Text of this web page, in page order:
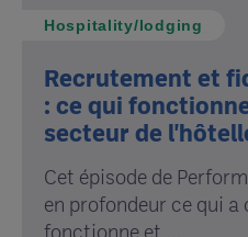
Hospitality/lodging
Recrutement et
: ce qui
secteur de
Cet épisode de
en profondeur ce qui a
fonctionne et ...